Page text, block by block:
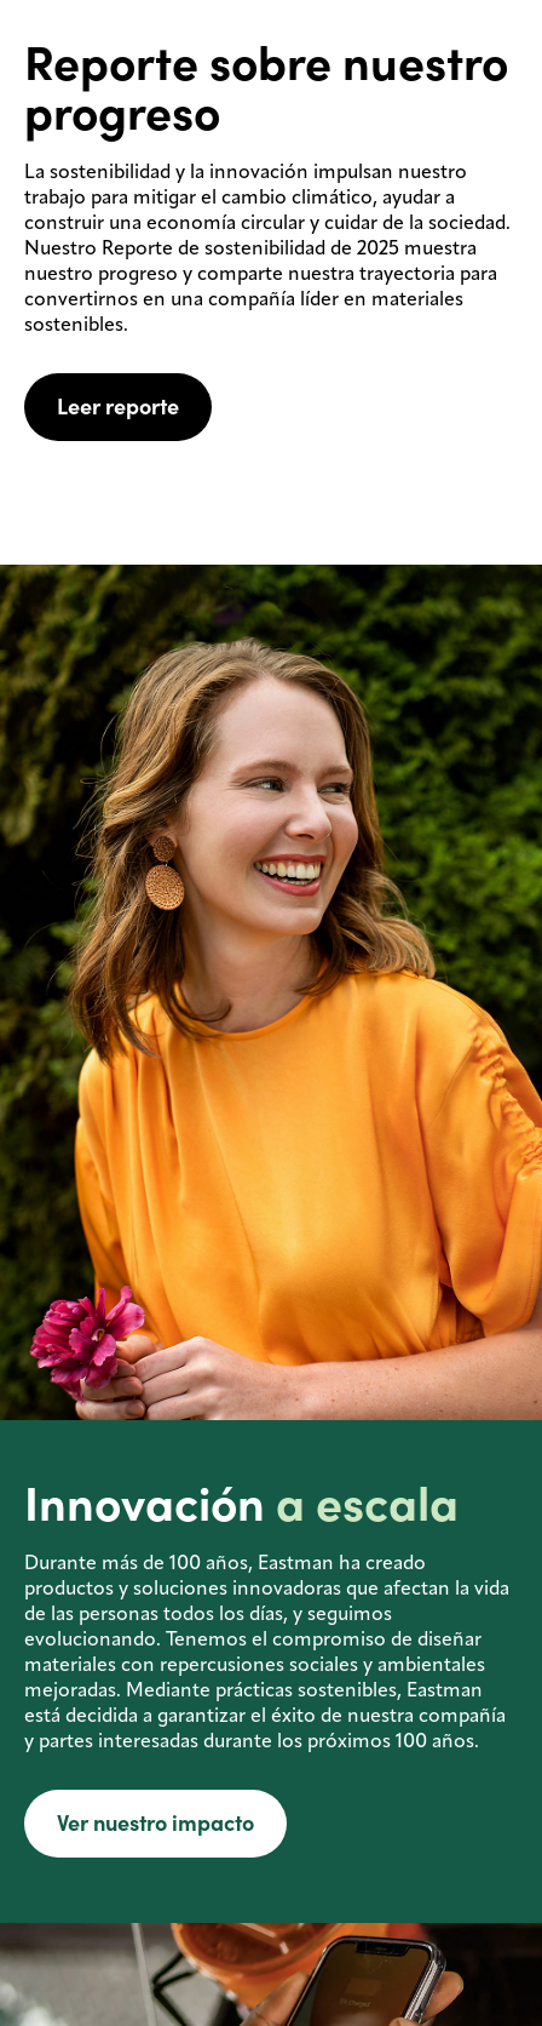
Reporte sobre nuestro
progreso
La sostenibilidad y la innovación impulsan nuestro
trabajo para mitigar el cambio climático, ayudar a
construir una economía circular y cuidar de la sociedad.
Nuestro Reporte de sostenibilidad de 2025 muestra
nuestro progreso y comparte nuestra trayectoria para
convertirnos en una compañía líder en materiales
sostenibles.
Leer reporte
Innovación a escala
Durante más de 100 años, Eastman ha creado
productos y soluciones innovadoras que afectan la vida
de las personas todos los días, y seguimos
evolucionando. Tenemos el compromiso de diseñar
materiales con repercusiones sociales y ambientales
mejoradas. Mediante prácticas sostenibles, Eastman
está decidida a garantizar el éxito de nuestra compañía
y partes interesadas durante los próximos 100 años.
Ver nuestro impacto